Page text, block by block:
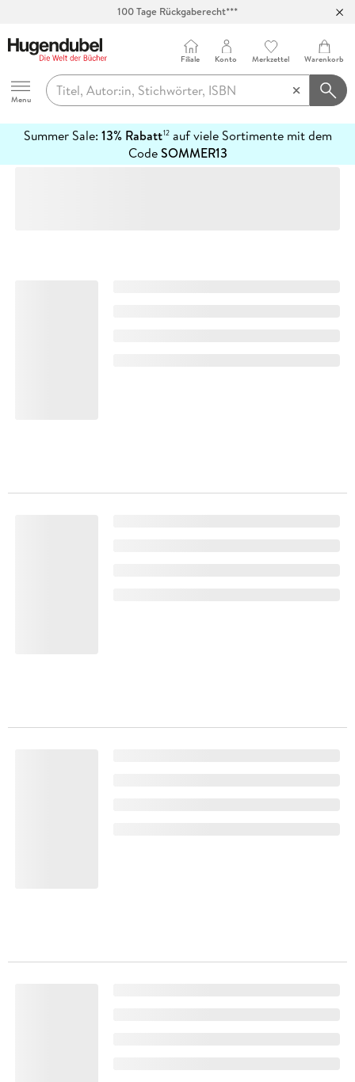
100 Tage Rückgaberecht***
Hugendubel
Menu
Filiale Konto Merkzettel Warenkorb
Summer Sale: 13% Rabatt12auf viele Sortimente mit dem
CodeSOMMER13
erfahren